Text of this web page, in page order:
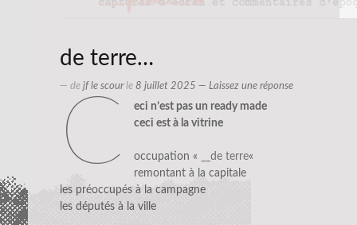
de terre…
— de jf le scourle 8 juillet 2025 — Laissez une réponse
c
eci n’est pas un ready made
ceci est à la vitrine
occupation « __de terre«
remontant à la capitale
les préoccupés à la campagne
les députés à la ville